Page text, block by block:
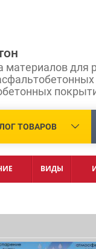
материалов для
ТОВАРОВ
ВИДЫ